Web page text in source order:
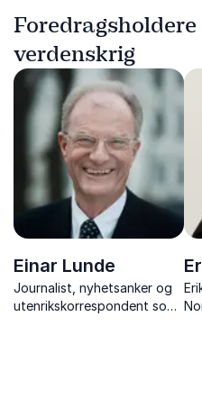
verdenskrig
Einar Lunde
Journalist, nyhetsanker og
utenrikskorrespondent som